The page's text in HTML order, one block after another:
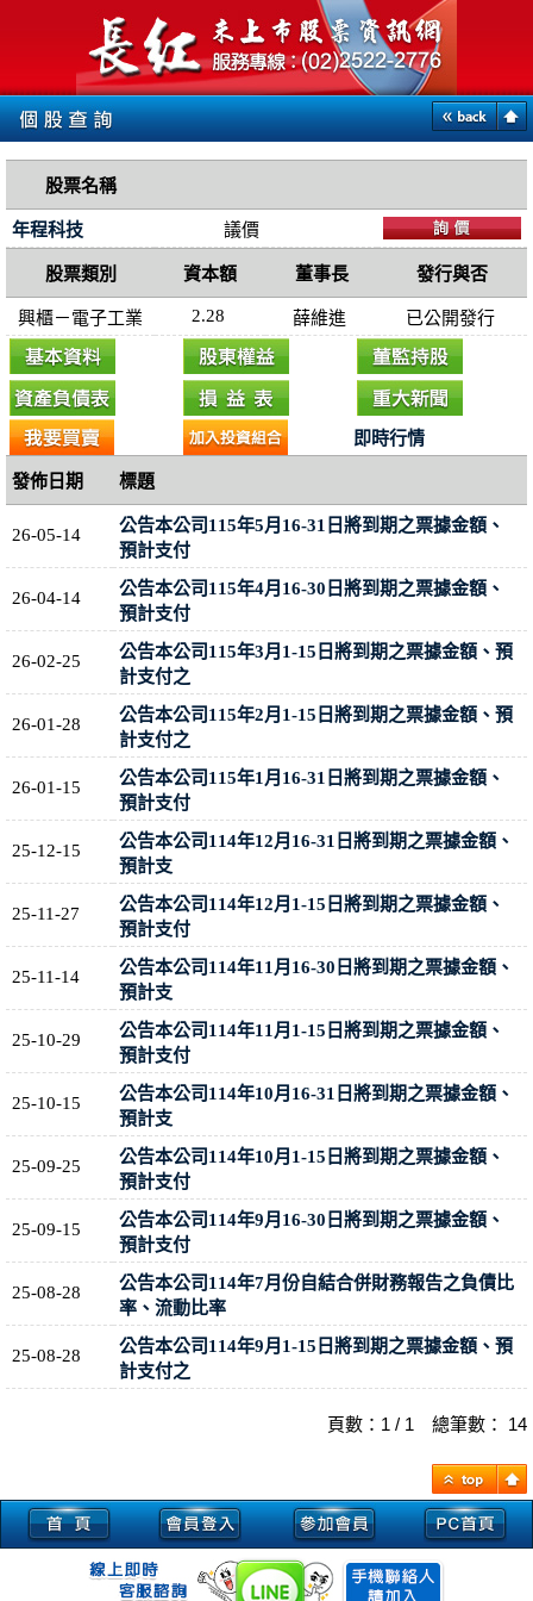
股票名稱
年程科技 議價
股票類別 資本額 董事長 發行與否
興櫃－電子工業 2.28 薛維進 已公開發行
即時行情
發佈日期 標題
26-05-14
公告本公司115年5月16-31日將到期之票據金額、
預計支付
26-04-14
公告本公司115年4月16-30日將到期之票據金額、
預計支付
26-02-25
公告本公司115年3月1-15日將到期之票據金額、預
計支付之
26-01-28
公告本公司115年2月1-15日將到期之票據金額、預
計支付之
26-01-15
公告本公司115年1月16-31日將到期之票據金額、
預計支付
25-12-15
公告本公司114年12月16-31日將到期之票據金額、
預計支
25-11-27
公告本公司114年12月1-15日將到期之票據金額、
預計支付
25-11-14
公告本公司114年11月16-30日將到期之票據金額、
預計支
25-10-29
公告本公司114年11月1-15日將到期之票據金額、
預計支付
25-10-15
公告本公司114年10月16-31日將到期之票據金額、
預計支
25-09-25
公告本公司114年10月1-15日將到期之票據金額、
預計支付
25-09-15
公告本公司114年9月16-30日將到期之票據金額、
預計支付
25-08-28
公告本公司114年7月份自結合併財務報告之負債比
率、流動比率
25-08-28
公告本公司114年9月1-15日將到期之票據金額、預
計支付之
頁數：1 / 1 總筆數： 14